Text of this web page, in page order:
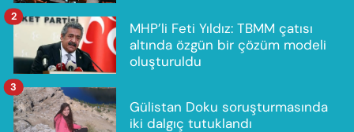
MHP’li Feti Yıldız: TBMM çatısı
altında özgün bir çözüm modeli
oluşturuldu
2
Gülistan Doku soruşturmasında
iki dalgıç tutuklandı
3